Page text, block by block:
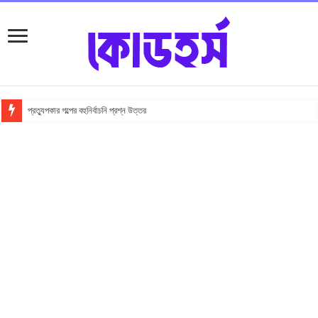
প্রত্যুপকার গল্পের বহুনির্বাচনি প্রশ্ন উত্তর